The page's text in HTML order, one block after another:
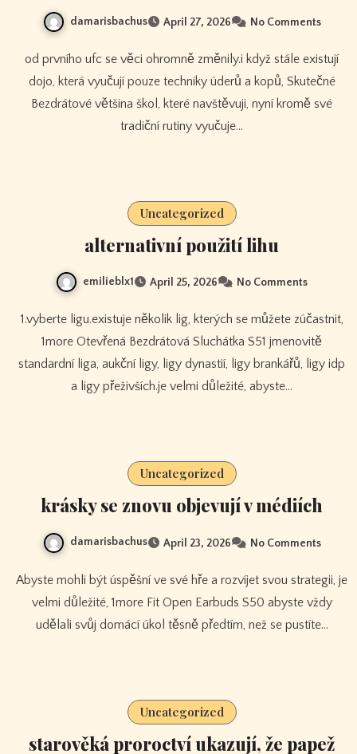
damarisbachus April 27, 2026 No Comments
od prvního ufc se věci ohromně změnily.i když stále existují
dojo, která vyučují pouze techniky úderů a kopů, Skutečné
Bezdrátové většina škol, které navštěvuji, nyní kromě své
tradiční rutiny vyučuje…
Uncategorized
alternativní použití lihu
emilieblx1 April 25, 2026 No Comments
1.vyberte ligu.existuje několik lig, kterých se můžete zúčastnit,
1more Otevřená Bezdrátová Sluchátka S51 jmenovitě
standardní liga, aukční ligy, ligy dynastií, ligy brankářů, ligy idp
a ligy přeživších.je velmi důležité, abyste…
Uncategorized
krásky se znovu objevují v médiích
damarisbachus April 23, 2026 No Comments
Abyste mohli být úspěšní ve své hře a rozvíjet svou strategii, je
velmi důležité, 1more Fit Open Earbuds S50 abyste vždy
udělali svůj domácí úkol těsně předtím, než se pustíte…
Uncategorized
starověká proroctví ukazují, že papež